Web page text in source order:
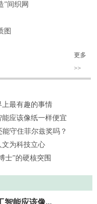
”间织网
图
更多
>>
最有趣的事情
应该像纸一样便宜
守住菲尔兹奖吗？
文为科技立心
士”的硬核突围
智能应该像...